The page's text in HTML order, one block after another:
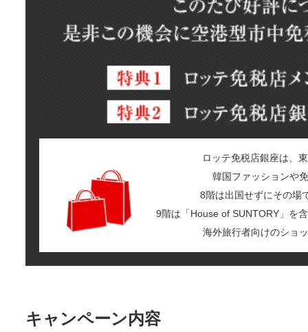
ロッテ免税店銀座は、
韓国ファッションや
8階は出国せずにその場
9階は「House of SUNTORY」を
海外旅行者向けのショ
キャンペーン内容